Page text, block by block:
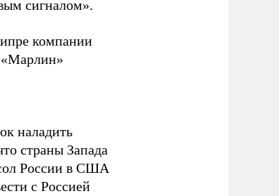
сигналом».
компании
«Марлин»
наладить
страны Запада
России в США
с Россией